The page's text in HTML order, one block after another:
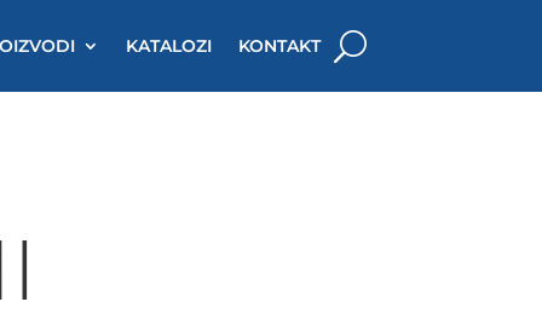
KATALOZI KONTAKT